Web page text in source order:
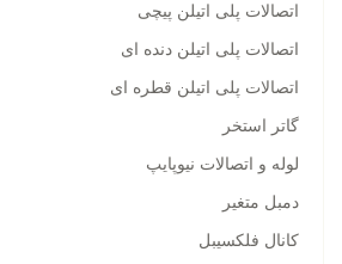
اتصالات پلی اتیلن پیچی
اتصالات پلی اتیلن دنده ای
اتصالات پلی اتیلن قطره ای
گاتر استخر
لوله و اتصالات نیوپایپ
دمبل متغیر
کانال فلکسیبل